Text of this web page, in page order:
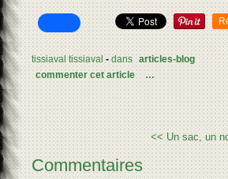
tissiaval tissiaval -dans articles-blog
commenter cet article
…
<< Un sac, un
Commentaires